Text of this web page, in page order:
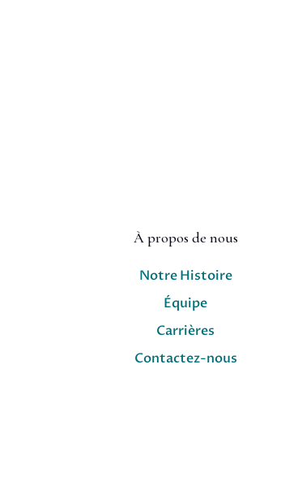
À propos de nous
Notre Histoire
Équipe
Carrières
Contactez-nous